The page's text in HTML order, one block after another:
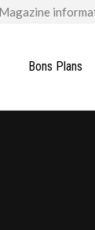
Bons Plans